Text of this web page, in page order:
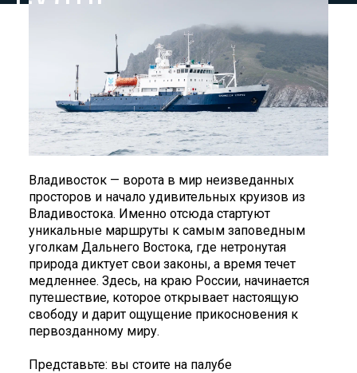
Владивосток — ворота в мир неизведанных
просторов и начало удивительных круизов из
Владивостока. Именно отсюда стартуют
уникальные маршруты к самым заповедным
уголкам Дальнего Востока, где нетронутая
природа диктует свои законы, а время течет
медленнее. Здесь, на краю России, начинается
путешествие, которое открывает настоящую
свободу и дарит ощущение прикосновения к
первозданному миру.
Представьте: вы стоите на палубе